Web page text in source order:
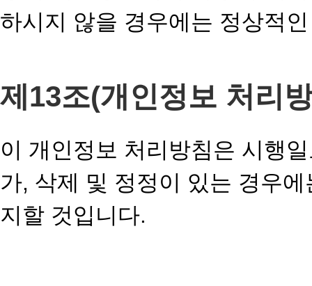
하시지 않을 경우에는 정상적
제13조(개인정보 처리
이 개인정보 처리방침은 시행
가, 삭제 및 정정이 있는 경우
지할 것입니다.